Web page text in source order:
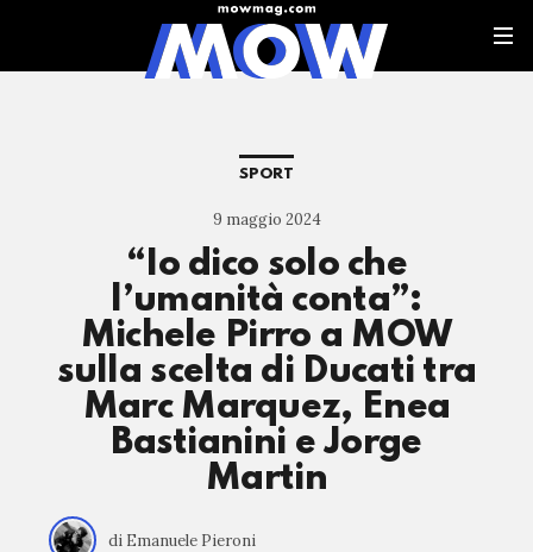
SPORT
9 maggio 2024
“Io dico solo che
l’umanità conta”:
Michele Pirro a MOW
sulla scelta di Ducati tra
Marc Marquez, Enea
Bastianini e Jorge
Martin
di Emanuele Pieroni